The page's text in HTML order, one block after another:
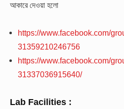
আকারে দেওয়া হলো
https://www.facebook.com/
31359210246756
https://www.facebook.com/
31337036915640/
Lab Facilities :